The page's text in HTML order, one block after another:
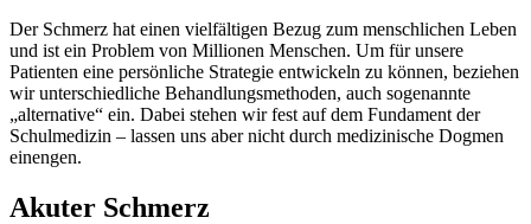
Der Schmerz hat einen vielfältigen Bezug zum menschlichen Leben
und ist ein Problem von Millionen Menschen. Um für unsere
Patienten eine persönliche Strategie entwickeln zu können, beziehen
wir unterschiedliche Behandlungsmethoden, auch sogenannte
„alternative“ ein. Dabei stehen wir fest auf dem Fundament der
Schulmedizin – lassen uns aber nicht durch medizinische Dogmen
einengen.
Akuter Schmerz